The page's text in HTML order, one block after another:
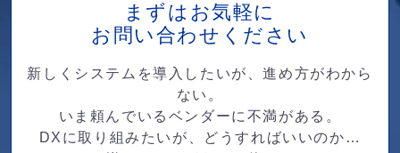
まずはお気軽に
お問い合わせください
新しくシステムを導入したいが、進め方がわから
ない。
いま頼んでいるベンダーに不満がある。
DXに取り組みたいが、どうすればいいのか…